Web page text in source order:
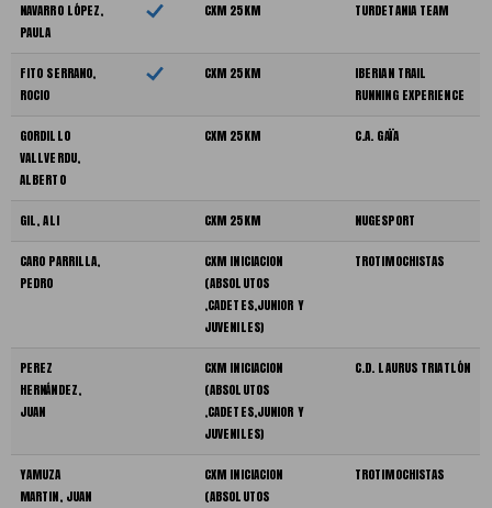
NAVARRO LÓPEZ,
PAULA
CXM 25KM TURDETANIA TEAM
FITO SERRANO,
ROCIO
CXM 25KM
IBERIAN TRAIL
RUNNING EXPERIENCE
GORDILLO
VALLVERDU,
ALBERTO
CXM 25KM C.A. GAÏA
GIL, ALI CXM 25KM NUGESPORT
CARO PARRILLA,
PEDRO
CXM INICIACION
(ABSOLUTOS
,CADETES,JUNIOR Y
JUVENILES)
TROTIMOCHISTAS
PEREZ
HERNÁNDEZ,
JUAN
CXM INICIACION
(ABSOLUTOS
,CADETES,JUNIOR Y
JUVENILES)
C.D. LAURUS TRIATLÓN
YAMUZA
MARTIN, JUAN
CXM INICIACION
(ABSOLUTOS
TROTIMOCHISTAS